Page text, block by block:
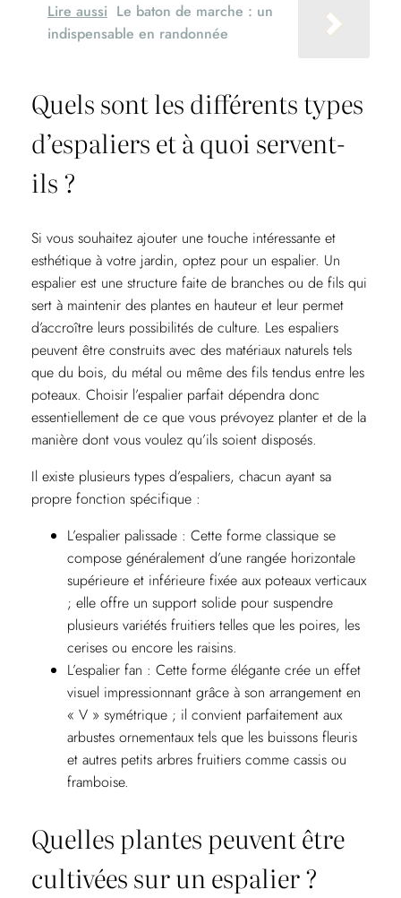
Lire aussi Le baton de marche : un
indispensable en randonnée
Quels sont les différents types
d’espaliers et à quoi servent-
ils ?
Si vous souhaitez ajouter une touche intéressante et
esthétique à votre jardin, optez pour un espalier. Un
espalier est une structure faite de branches ou de fils qui
sert à maintenir des plantes en hauteur et leur permet
d’accroître leurs possibilités de culture. Les espaliers
peuvent être construits avec des matériaux naturels tels
que du bois, du métal ou même des fils tendus entre les
poteaux. Choisir l’espalier parfait dépendra donc
essentiellement de ce que vous prévoyez planter et de la
manière dont vous voulez qu’ils soient disposés.
Il existe plusieurs types d’espaliers, chacun ayant sa
propre fonction spécifique :
L’espalier palissade : Cette forme classique se
compose généralement d’une rangée horizontale
supérieure et inférieure fixée aux poteaux verticaux
; elle offre un support solide pour suspendre
plusieurs variétés fruitiers telles que les poires, les
cerises ou encore les raisins.
L’espalier fan : Cette forme élégante crée un effet
visuel impressionnant grâce à son arrangement en
« V » symétrique ; il convient parfaitement aux
arbustes ornementaux tels que les buissons fleuris
et autres petits arbres fruitiers comme cassis ou
framboise.
Quelles plantes peuvent être
cultivées sur un espalier ?